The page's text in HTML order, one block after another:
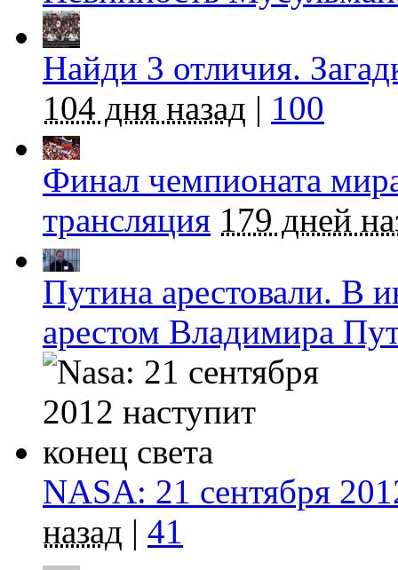
Найди 3 отличия.
104 дня назад | 100
Финал чемпионата
трансляция 179 дней
Путина арестовали. В
арестом Владимира
NASA: 21 сентября
назад | 41